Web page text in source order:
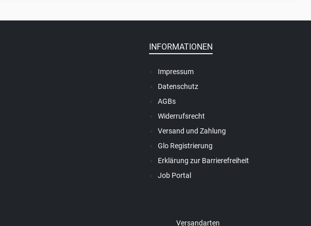
INFORMATIONEN
Impressum
Datenschutz
AGBs
Widerrufsrecht
Versand und Zahlung
Glo Registrierung
Erklärung zur Barrierefreiheit
Job Portal
Versandarten